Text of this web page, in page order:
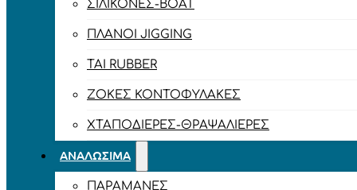
ΣΙΛΙΚΌΝΕΣ-BOAT
ΠΛΆΝΟΙ JIGGING
TAI RUBBER
ΖΌΚΕΣ ΚΟΝΤΟΦΎΛΑΚΕΣ
ΧΤΑΠΟΔΙΈΡΕΣ-ΘΡΑΨΑΛΙΈΡΕΣ
ΑΝΑΛΏΣΙΜΑ
ΠΑΡΑΜΆΝΕΣ